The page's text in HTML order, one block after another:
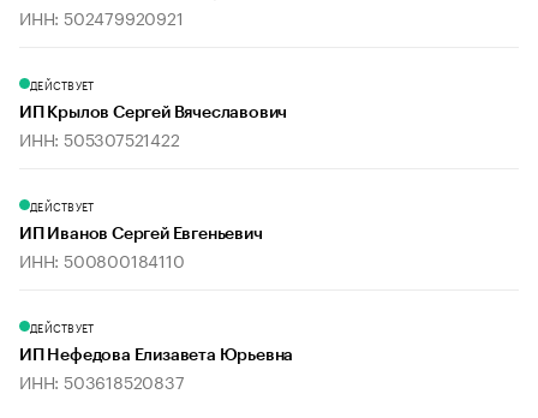
ИНН: 502479920921
ДЕЙСТВУЕТ
ИП Крылов Сергей Вячеславович
ИНН: 505307521422
ДЕЙСТВУЕТ
ИП Иванов Сергей Евгеньевич
ИНН: 500800184110
ДЕЙСТВУЕТ
ИП Нефедова Елизавета Юрьевна
ИНН: 503618520837